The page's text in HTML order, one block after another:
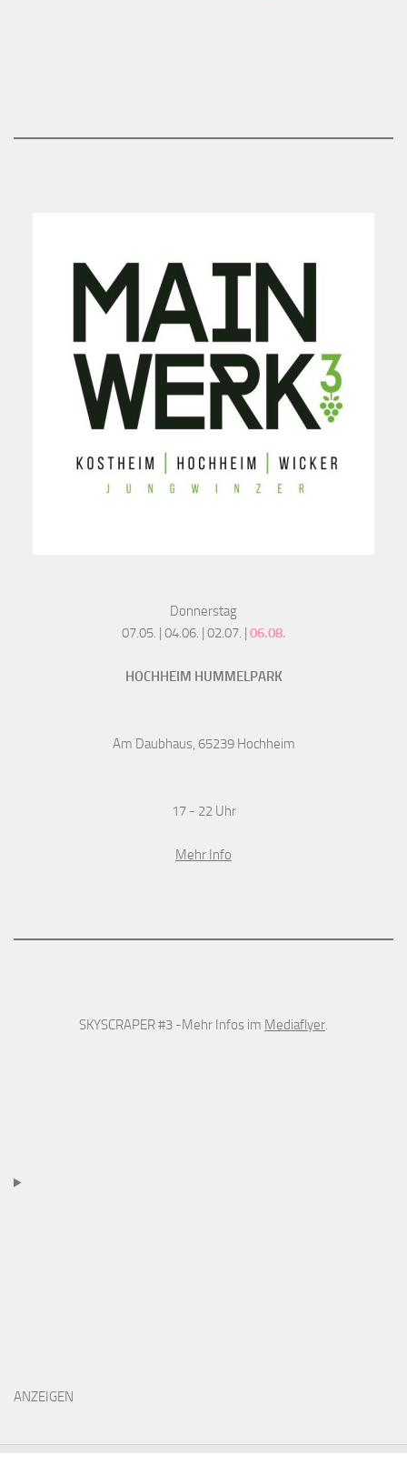
Donnerstag
07.05. | 04.06. | 02.07. | 06.08.
HOCHHEIM HUMMELPARK
Am Daubhaus, 65239 Hochheim
17 - 22 Uhr
Mehr Info
SKYSCRAPER #3 -Mehr Infos im Mediaflyer
ANZEIGEN